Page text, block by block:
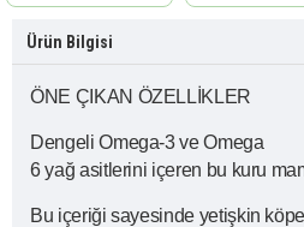
Ürün Bilgisi
ÖNE ÇIKAN ÖZELLİKLER
Dengeli Omega-3 ve Omega
6 yağ asitlerini içeren bu kuru
Bu içeriği sayesinde yetişkin